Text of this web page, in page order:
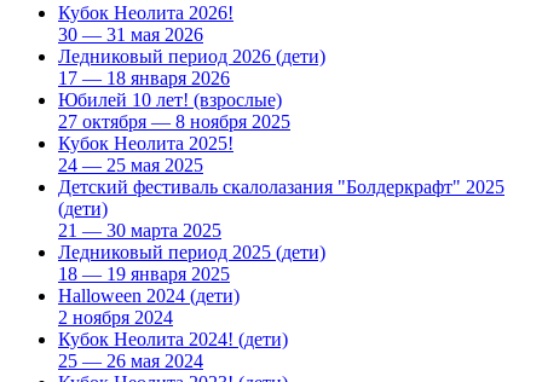
Кубок Неолита 2026!
30 — 31 мая 2026
Ледниковый период 2026 (дети)
17 — 18 января 2026
Юбилей 10 лет! (взрослые)
27 октября — 8 ноября 2025
Кубок Неолита 2025!
24 — 25 мая 2025
Детский фестиваль скалолазания "Болдеркрафт" 2025
(дети)
21 — 30 марта 2025
Ледниковый период 2025 (дети)
18 — 19 января 2025
Halloween 2024 (дети)
2 ноября 2024
Кубок Неолита 2024! (дети)
25 — 26 мая 2024